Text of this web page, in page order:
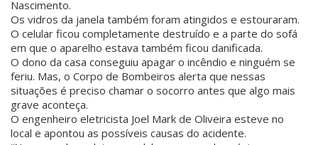
Nascimento.
Os vidros da janela também foram atingidos e estouraram.
O celular ficou completamente destruído e a parte do sofá
em que o aparelho estava também ficou danificada.
O dono da casa conseguiu apagar o incêndio e ninguém se
feriu. Mas, o Corpo de Bombeiros alerta que nessas
situações é preciso chamar o socorro antes que algo mais
grave aconteça.
O engenheiro eletricista Joel Mark de Oliveira esteve no
local e apontou as possíveis causas do acidente.